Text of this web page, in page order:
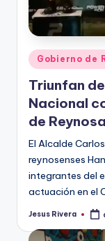
Publicado
en
Gobierno de
Triunfan
Nacional
de Reynosa
El Alcalde
reynosenses
integrantes del
actuación en el
Publicado
Jesus Rivera